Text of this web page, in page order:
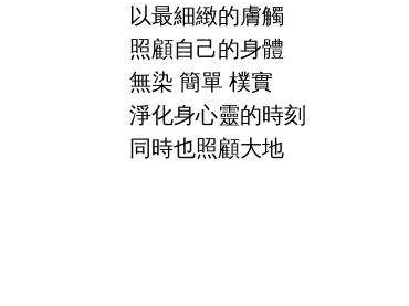
以最細緻的膚觸
照顧自己的身體
無染 簡單 樸實
淨化身心靈的時刻
同時也照顧大地